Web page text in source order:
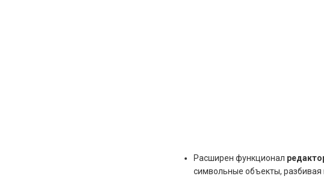
Расширен функционал
символьные объекты, разбивая